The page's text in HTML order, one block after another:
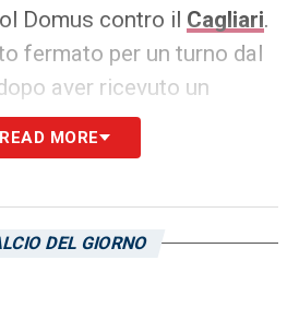
Domus contro il Cagliari.
fermato per un turno dal
aver ricevuto un
gara contro il Venezia
READ MORE
DEL GIORNO